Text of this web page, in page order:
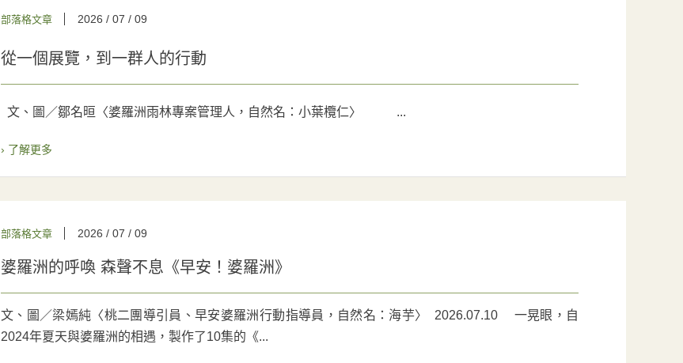
部落格文章 2026 / 07 / 09
從一個展覽，到一群人的行動
文、圖／鄒名晅〈婆羅洲雨林專案管理人，自然名：小葉欖仁〉 ...
› 了解更多
部落格文章 2026 / 07 / 09
婆羅洲的呼喚 森聲不息《早安！婆羅洲》
文、圖／梁嫣純〈桃二團導引員、早安婆羅洲行動指導員，自然名：海芋〉 2026.07.10 一晃眼，自
2024年夏天與婆羅洲的相遇，製作了10集的《...